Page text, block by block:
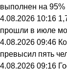
выполнен на 95%
4.08.2026 10:16
прошли в июле
4.08.2026 09:46
превысил пять
4.08.2026 09:16